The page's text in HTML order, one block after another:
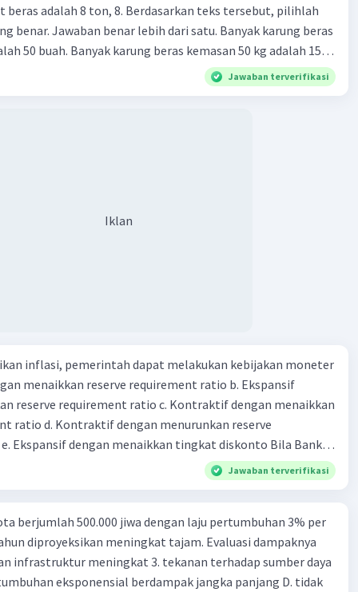
adalah 8 ton, 8. Berdasarkan teks tersebut, pilihlah
benar. Jawaban benar lebih dari satu. Banyak karung beras
50 buah. Banyak karung beras kemasan 50 kg adalah 150
dalam kemasan 25 kg adalah 2 ton. Perbandingan berat
kg dan 50 kg dalam truk adalah 1: 3. 9. Berdasarkan teks
Jawaban terverifikasi
Iklan
inflasi, pemerintah dapat melakukan kebijakan moneter
menaikkan reserve requirement ratio b. Ekspansif
reserve requirement ratio c. Kontraktif dengan menaikkan
ratio d. Kontraktif dengan menurunkan reserve
dengan menaikkan tingkat diskonto Bila Bank
kebijakan moneter ekspansif, ceteris paribus maka .... a.
di mana bentuk kurva jumlah uang beredar (penawaran
(penawaran uang) naik dari kiri bawah ke kanan atas
di mana bentuk kurva jumlah uang beredar
dari kiri bawah ke kanan atas d. Tingkat bunga turun di
jumlah uang beredar (penawaran uang) naik dari kiri bawah
Jawaban terverifikasi
berjumlah 500.000 jiwa dengan laju pertumbuhan 3% per
diproyeksikan meningkat tajam. Evaluasi dampaknya
infrastruktur meningkat 3. tekanan terhadap sumber daya
eksponensial berdampak jangka panjang D. tidak